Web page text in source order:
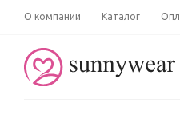
О компании Каталог